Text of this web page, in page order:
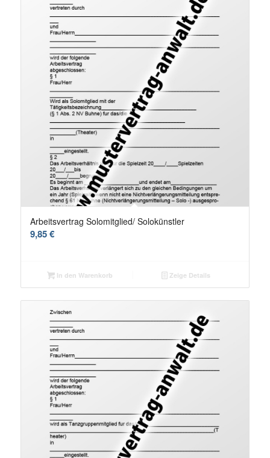
Arbeitsvertrag Solomitglied/ Solokünstler
9,85€
In den Warenkorb Zeige Details